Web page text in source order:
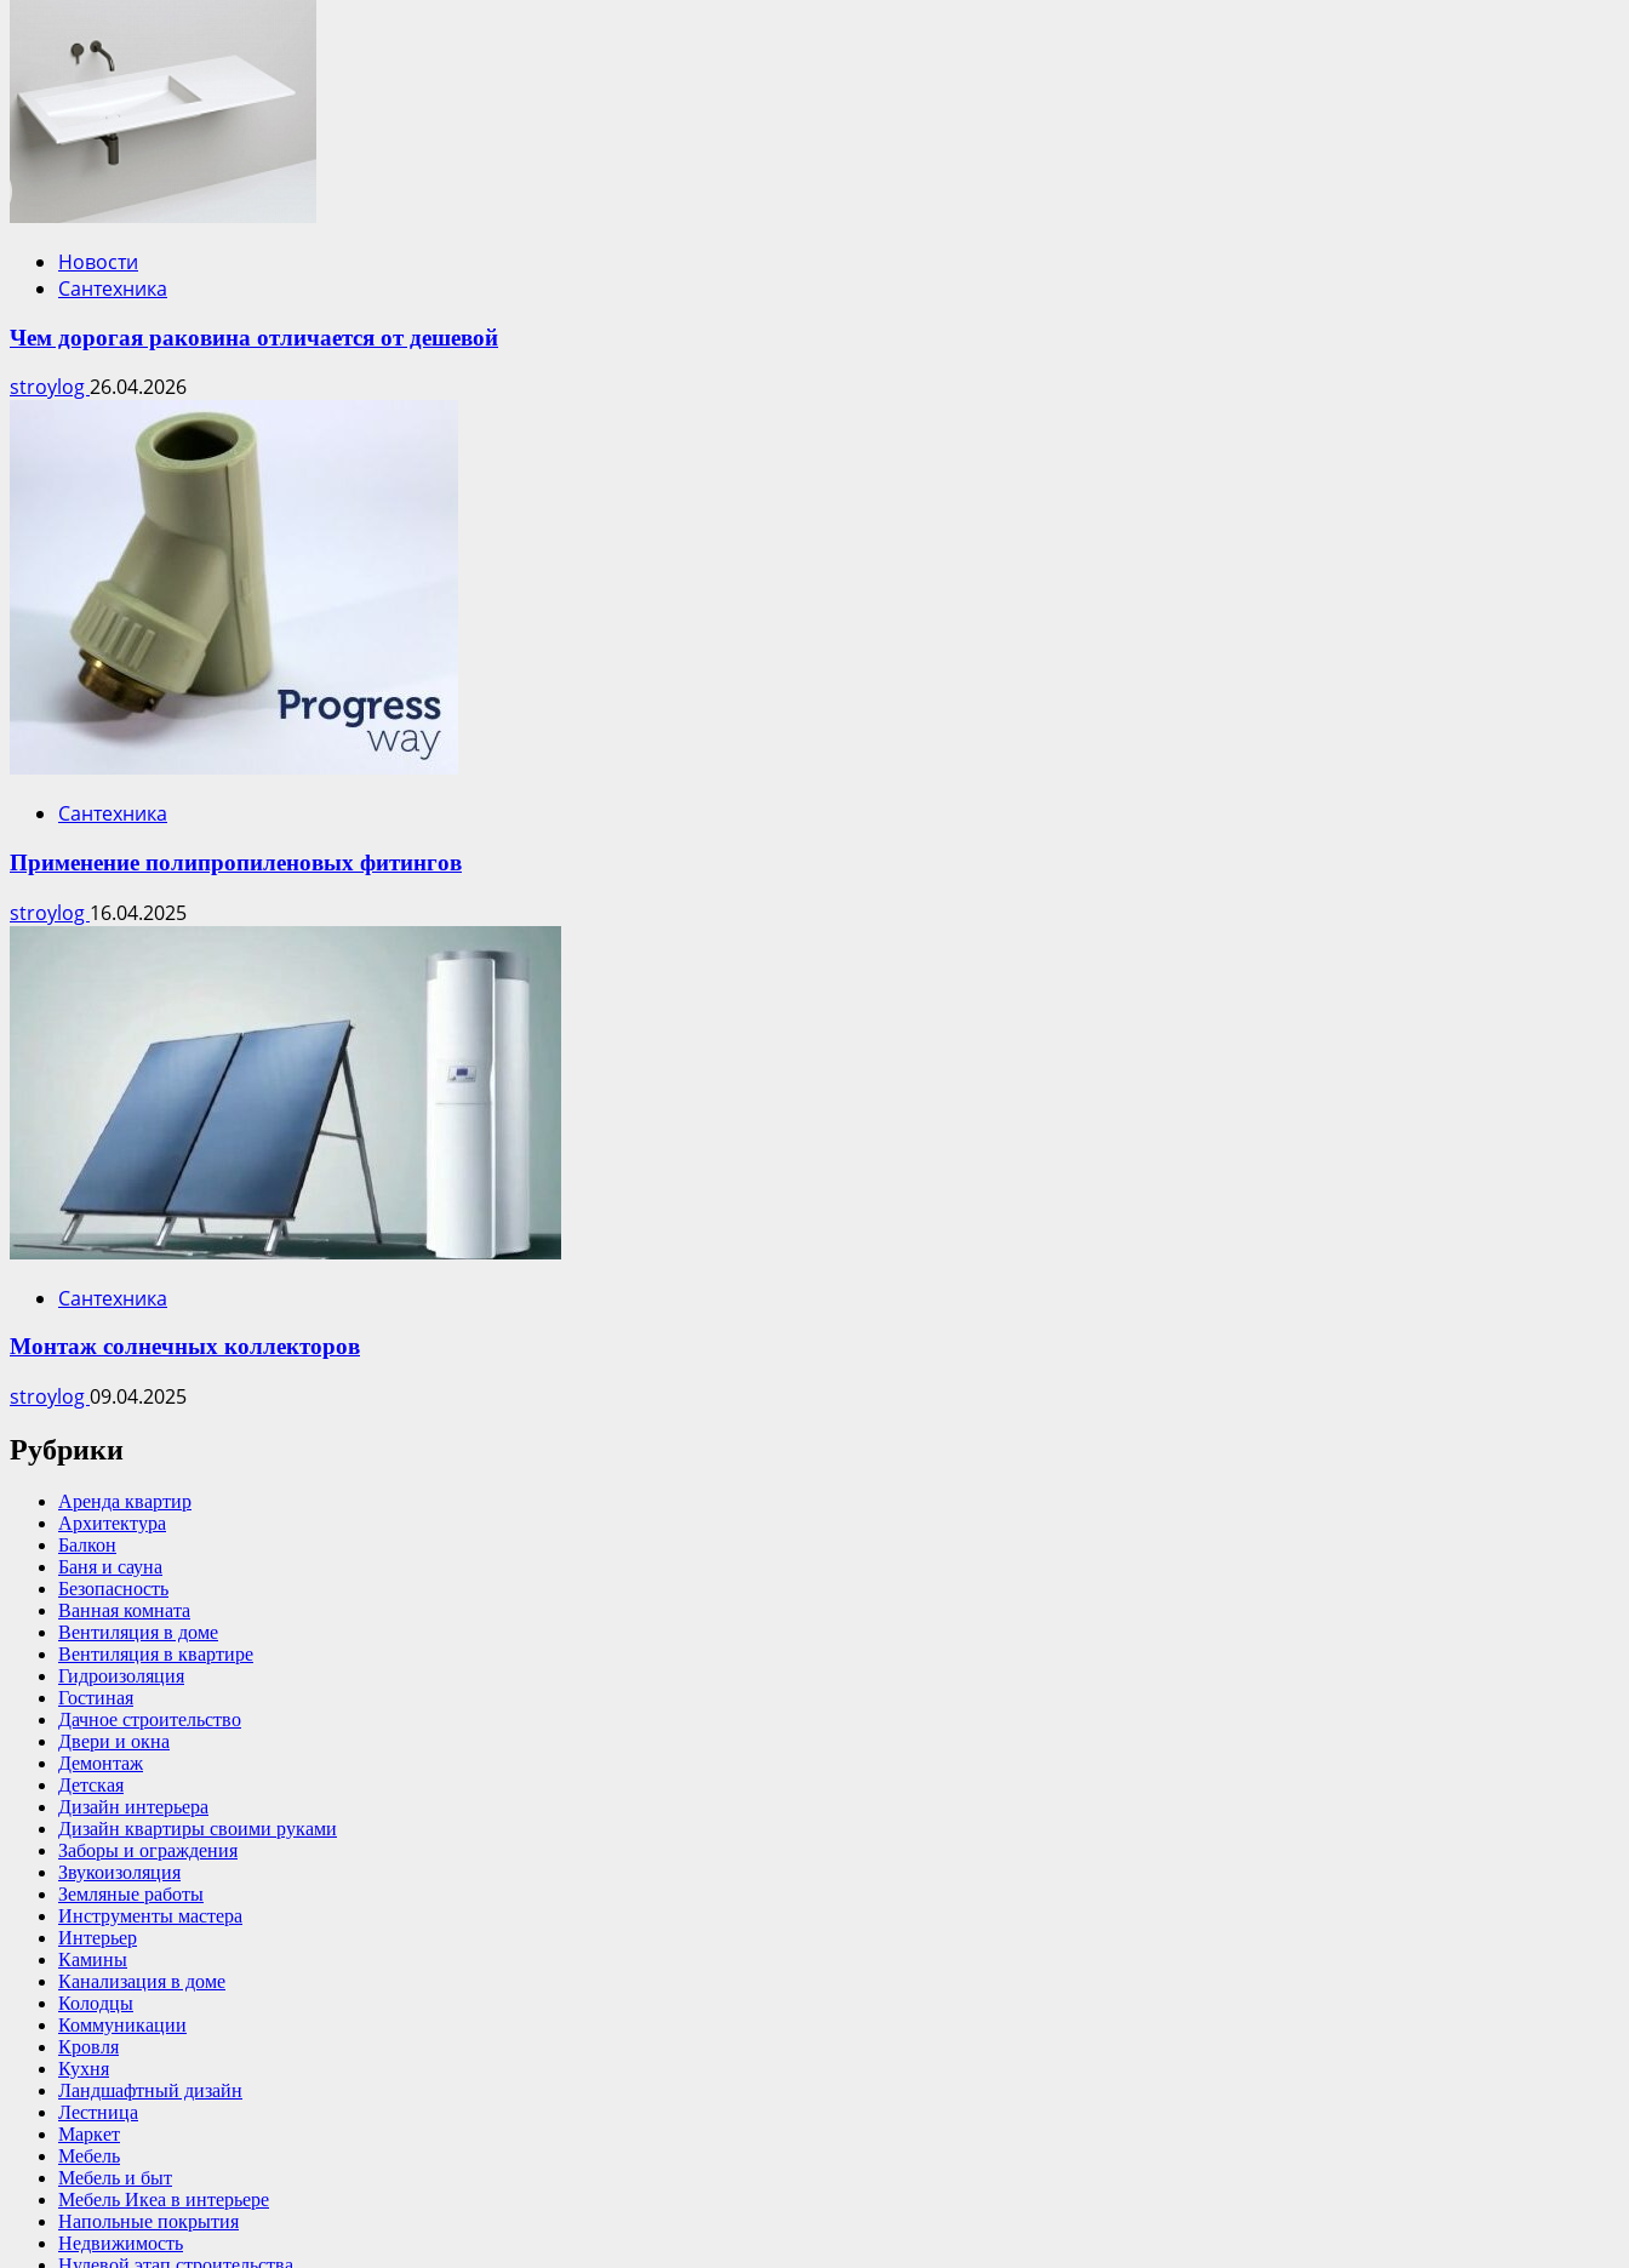
Новости
Сантехника
Чем дорогая раковина отличается от дешевой
stroylog26.04.2026
Сантехника
Применение полипропиленовых фитингов
stroylog 16.04.2025
Сантехника
Монтаж солнечных коллекторов
stroylog09.04.2025
Рубрики
Аренда квартир
Архитектура
Балкон
Баня и сауна
Безопасность
Ванная комната
Вентиляция в доме
Вентиляция в квартире
Гидроизоляция
Гостиная
Дачное строительство
Двери и окна
Демонтаж
Детская
Дизайн интерьера
Дизайн квартиры своими руками
Заборы и ограждения
Звукоизоляция
Земляные работы
Инструменты мастера
Интерьер
Камины
Канализация в доме
Колодцы
Коммуникации
Кровля
Кухня
Ландшафтный дизайн
Лестница
Маркет
Мебель
Мебель и быт
Мебель Икеа в интерьере
Напольные покрытия
Недвижимость